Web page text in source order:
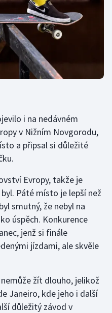
i na nedávném
v Nižním Novgorodu,
a připsal si důležité
Evropy, takže je
Páté místo je lepší než
smutný, že nebyl na
úspěch. Konkurence
jenž si finále
jízdami, ale skvěle
žít dlouho, jelikož
Janeiro, kde jeho i další
důležitý závod v